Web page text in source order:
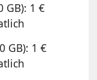
GB): 1 €
GB): 1 €